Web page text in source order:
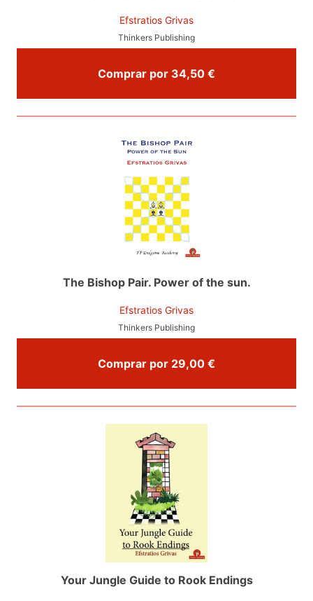
Efstratios Grivas
Thinkers Publishing
Comprar por 34,50 €
The Bishop Pair. Power of the sun.
Efstratios Grivas
Thinkers Publishing
Comprar por 29,00 €
Your Jungle Guide to Rook Endings